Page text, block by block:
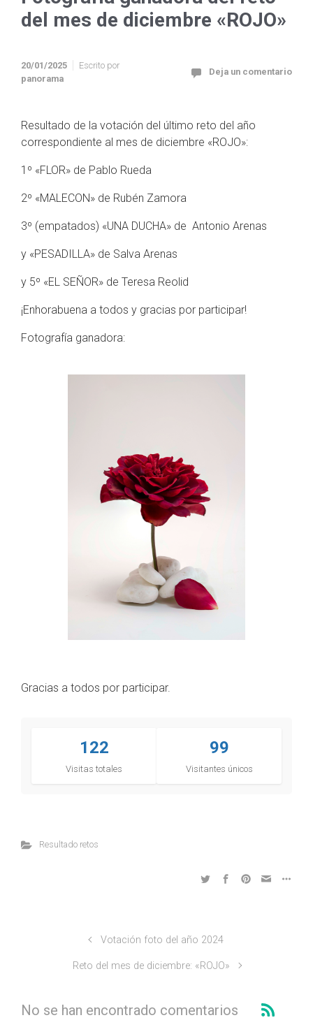
del mes de diciembre «ROJO»
20/01/2025
Escrito por
panorama
Deja un comentario
Resultado de la votación del último reto del año
correspondiente al mes de diciembre «ROJO»:
1º «FLOR» de Pablo Rueda
2º «MALECON» de Rubén Zamora
3º (empatados) «UNA DUCHA» de Antonio Arenas
y «PESADILLA» de Salva Arenas
y 5º «EL SEÑOR» de Teresa Reolid
¡Enhorabuena a todos y gracias por participar!
Fotografía ganadora:
Gracias a todos por participar.
122
Visitas totales
99
Visitantes únicos
Resultado retos
Votación foto del año 2024
Reto del mes de diciembre: «ROJO»
No se han encontrado comentarios